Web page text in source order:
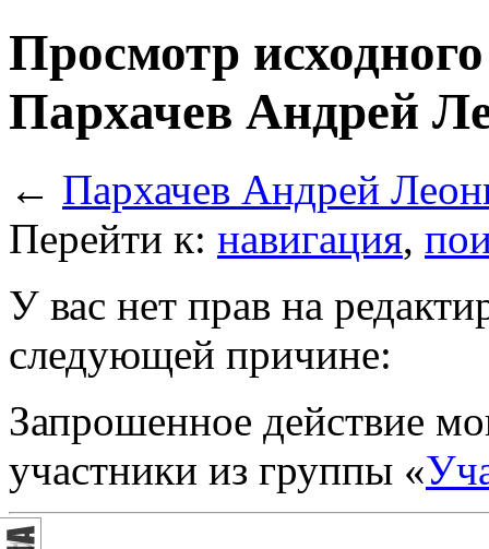
Просмотр
Пархачев Андрей
← Пархачев Андрей
Перейти к: навигация,
У вас нет прав на
следующей причине:
Запрошенное действие
участники из группы «